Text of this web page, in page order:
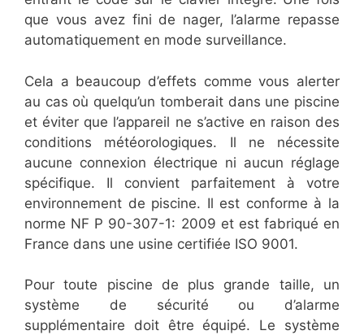
que vous avez fini de nager, l’alarme repasse
automatiquement en mode surveillance.
Cela a beaucoup d’effets comme vous alerter
au cas où quelqu’un tomberait dans une piscine
et éviter que l’appareil ne s’active en raison des
conditions météorologiques. Il ne nécessite
aucune connexion électrique ni aucun réglage
spécifique. Il convient parfaitement à votre
environnement de piscine. Il est conforme à la
norme NF P 90-307-1: 2009 et est fabriqué en
France dans une usine certifiée ISO 9001.
Pour toute piscine de plus grande taille, un
système de sécurité ou d’alarme
supplémentaire doit être équipé. Le système